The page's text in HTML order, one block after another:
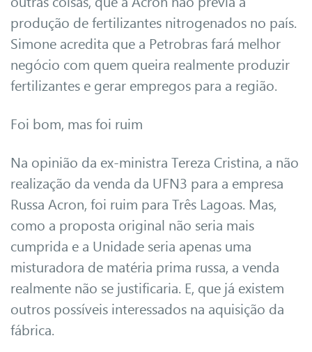
produção de fertilizantes nitrogenados no país.
Simone acredita que a Petrobras fará melhor
negócio com quem queira realmente produzir
fertilizantes e gerar empregos para a região.
Foi bom, mas foi ruim
Na opinião da ex-ministra Tereza Cristina, a não
realização da venda da UFN3 para a empresa
Russa Acron, foi ruim para Três Lagoas. Mas,
como a proposta original não seria mais
cumprida e a Unidade seria apenas uma
misturadora de matéria prima russa, a venda
realmente não se justificaria. E, que já existem
outros possíveis interessados na aquisição da
fábrica.